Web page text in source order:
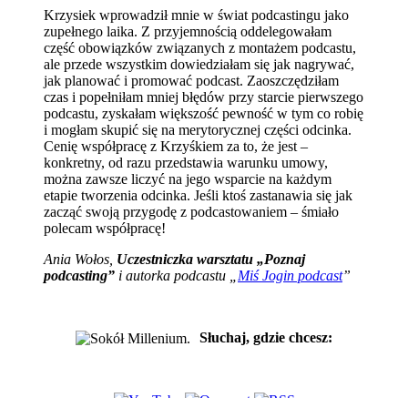
Krzysiek wprowadził mnie w świat podcastingu jako
zupełnego laika. Z przyjemnością oddelegowałam
część obowiązków związanych z montażem podcastu,
ale przede wszystkim dowiedziałam się jak nagrywać,
jak planować i promować podcast. Zaoszczędziłam
czas i popełniłam mniej błędów przy starcie pierwszego
podcastu, zyskałam większość pewność w tym co robię
i mogłam skupić się na merytorycznej części odcinka.
Cenię współpracę z Krzyśkiem za to, że jest –
konkretny, od razu przedstawia warunku umowy,
można zawsze liczyć na jego wsparcie na każdym
etapie tworzenia odcinka. Jeśli ktoś zastanawia się jak
zacząć swoją przygodę z podcastowaniem – śmiało
polecam współpracę!
Ania Wołos, Uczestniczka warsztatu „Poznaj
podcasting” i autorka podcastu „ Miś Jogin podcast”
Słuchaj, gdzie chcesz: